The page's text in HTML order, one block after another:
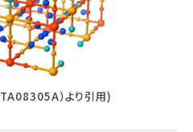
）より引用)